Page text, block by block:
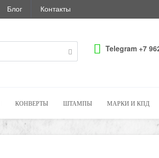
Блог Контакты
Telegram +7
КОНВЕРТЫ ШТАМПЫ МАРКИ И КПД